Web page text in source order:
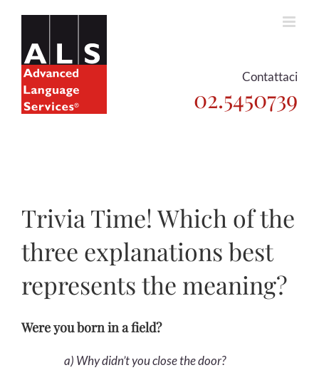
content
Contattaci
02.5450739
Trivia Time! Which of the
three explanations best
represents the meaning?
Were you born in a field?
a) Why didn’t you close the door?